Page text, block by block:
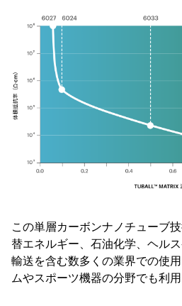
この単層カーボンナノチューブ
替エネルギー、石油化学、ヘル
輸送を含む数多くの業界での使
ムやスポーツ機器の分野でも利用